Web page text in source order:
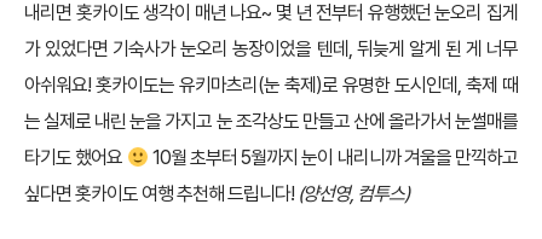
내리면 홋카이도 생각이 매년 나요~ 몇 년 전부터 유행했던 눈오리 집게
가 있었다면 기숙사가 눈오리 농장이었을 텐데, 뒤늦게 알게 된 게 너무
아쉬워요! 홋카이도는 유키마츠리(눈 축제)로 유명한 도시인데, 축제 때
는 실제로 내린 눈을 가지고 눈 조각상도 만들고 산에 올라가서 눈썰매를
타기도 했어요
10월 초부터 5월까지 눈이 내리니까 겨울을 만끽하고
싶다면 홋카이도 여행 추천해 드립니다! (양선영, 컴투스)